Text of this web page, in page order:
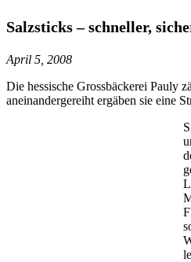
Salzsticks – schneller,
April 5, 2008
Die hessische Grossbäckerei Pauly
aneinandergereiht ergäben sie eine